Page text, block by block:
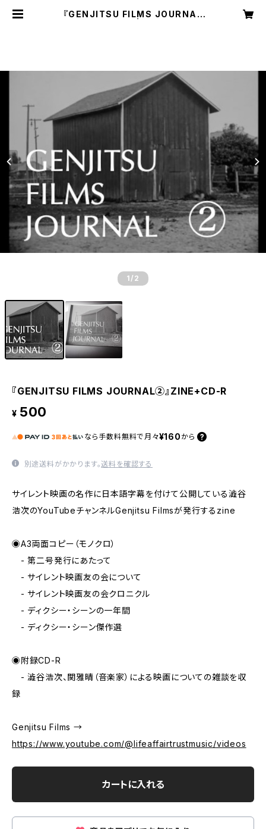
『GENJITSU FILMS JOURNAL
1 /2
『GENJITSU FILMS JOURNAL②』ZINE+CD-R
¥ 500
なら 手数料無料で 月々¥160 から
別途送料がかかります。送料を確認する
サイレント映画の名作に日本語字幕を付けて公開している澁谷
浩次のYouTubeチャンネルGenjitsu Filmsが発行するzine
◉A3両面コピー（モノクロ）
- 第二号発行にあたって
- サイレント映画友の会について
- サイレント映画友の会クロニクル
- ディクシー・シーンの一年間
- ディクシー・シーン傑作選
◉附録CD-R
- 澁谷浩次、関雅晴（音楽家）による映画についての雑談を収
録
Genjitsu Films →
https://www.youtube.com/@lifeaffairtrustmusic/videos
カートに入れる